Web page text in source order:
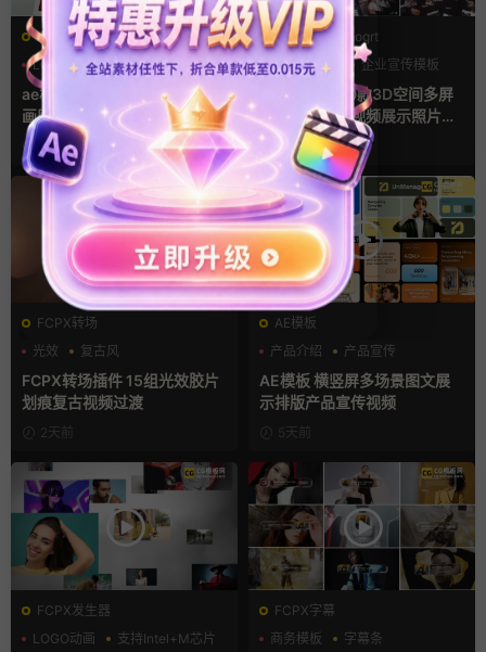
AE模板
LOGO动画
三维 幻灯片
ae相册模板 多场景照片墙堆叠
画廊幻灯片宣传视频
1天前
PR基本图形mogrt
PR基本图形
企业宣传模板
Pr视频模板 10款3D空间多屏
切换开场相册视频展示照片墙
pr模板
2天前
FCPX转场
光效
复古风
支持Intel+M芯片
FCPX转场插件 15组光效胶片
划痕复古视频过渡
2天前
AE模板
产品介绍
产品宣传
产品展示
AE模板 横竖屏多场景图文展
示排版产品宣传视频
5天前
FCPX发生器
LOGO动画
支持Intel+M芯片
FCPX字幕
商务模板
字幕条